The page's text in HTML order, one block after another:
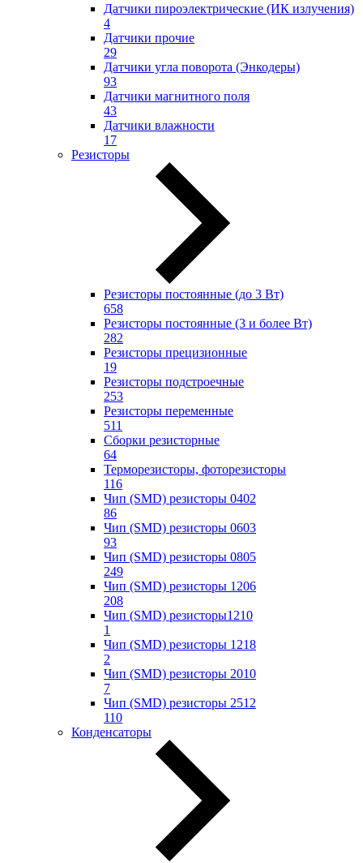
Датчики пироэлектрические (ИК излучения)
4
Датчики прочие
29
Датчики угла поворота (Энкодеры)
93
Датчики магнитного поля
43
Датчики влажности
17
Резисторы
Резисторы постоянные (до 3 Вт)
658
Резисторы постоянные (3 и более Вт)
282
Резисторы прецизионные
19
Резисторы подстроечные
253
Резисторы переменные
511
Сборки резисторные
64
Терморезисторы, фоторезисторы
116
Чип (SMD) резисторы 0402
86
Чип (SMD) резисторы 0603
93
Чип (SMD) резисторы 0805
249
Чип (SMD) резисторы 1206
208
Чип (SMD) резисторы1210
1
Чип (SMD) резисторы 1218
2
Чип (SMD) резисторы 2010
7
Чип (SMD) резисторы 2512
110
Конденсаторы